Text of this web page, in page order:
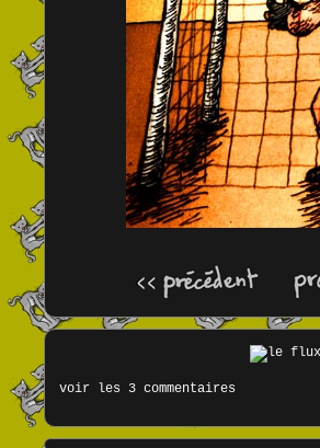
voir les 3 commentaires